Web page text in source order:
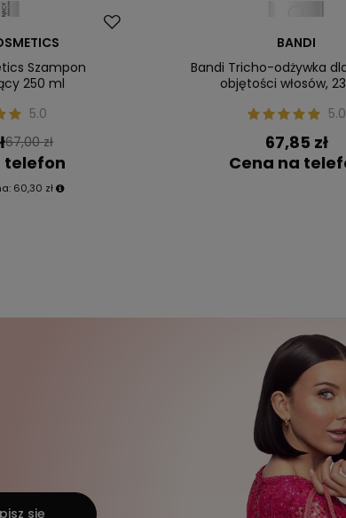
Szampon
250 ml
5.0
67,00 zł
telefon
60,30 zł
BANDI
Bandi Tricho-odżywka
objętości włosów,
5.0
67,85 zł
Cena na
się